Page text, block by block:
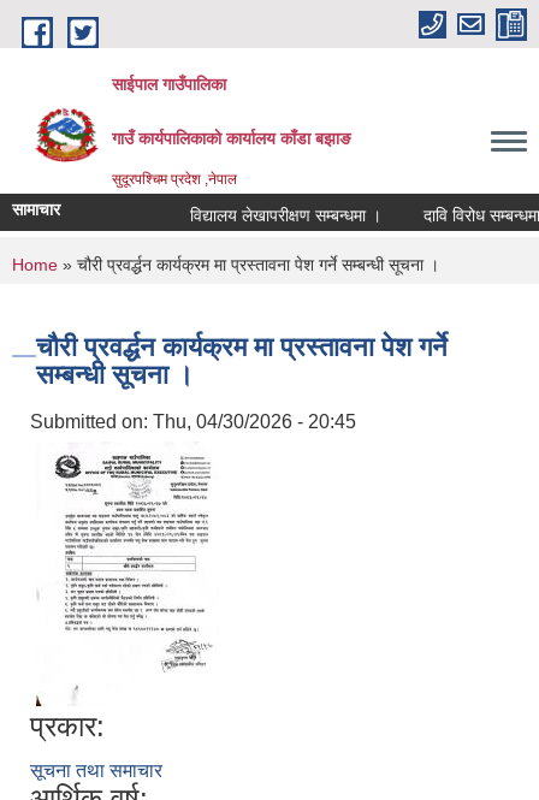
Skip to main content
साईपाल गाउँपालिका
गाउँ कार्यपालिकाकाे कार्यालय काँडा बझाङ
सुदूरपश्चिम प्रदेश ,नेपाल
सामाचार विद्यालय लेखापरीक्षण सम्बन्धमा । दावि विरोध
You are here
Home » चौरी प्रवर्द्धन कार्यक्रम मा प्रस्तावना पेश गर्ने सम्बन्धी सूचना ।
चौरी प्रवर्द्धन कार्यक्रम मा प्रस्तावना पेश गर्ने
सम्बन्धी सूचना ।
Submitted on: Thu, 04/30/2026 - 20:45
प्रकार:
सूचना तथा समाचार